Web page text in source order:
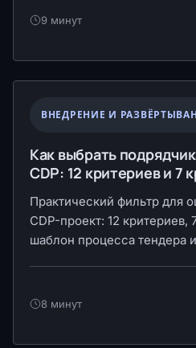
9 минут
ВНЕДРЕНИЕ И
Как выбрать
CDP: 12 критериев и 7
Практический фильтр для
CDP-проект: 12 критериев,
шаблон процесса тендера
8 минут